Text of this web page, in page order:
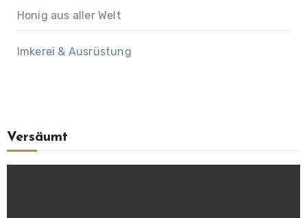
Honig aus aller Welt
Imkerei & Ausrüstung
Versäumt